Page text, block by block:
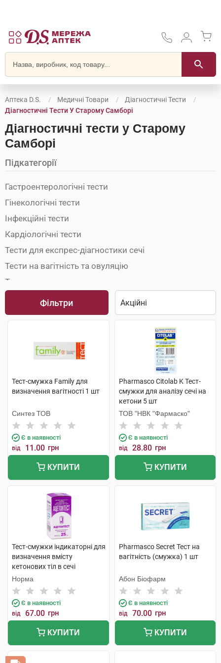
Аптека D.S. Медичні Товари
Діагностичні Тести
Діагностичні Тести У Старому Самборі
Діагностичні тести у Старому
Самборі
Підкатегорії
Гастроентерологічні тести
Гінекологічні тести
Інфекційні тести
Кардіологічні тести
Тести для експрес-діагностики сечі
Тести на вагітність та овуляцію
Тести на наркотики
Фільтри
Тест-смужка Family для
визначення вагітності 1 шт
Синтез ТОВ
Є в наявності
від 11.00 грн
КУПИТИ
Pharmasco Citolab K Тест-
смужки для аналізу сечі на
кетони 5 шт
ТОВ "НВК "Фармаско"
Є в наявності
від 28.80 грн
КУПИТИ
Тест-смужки індикаторні для
визначення вмісту
кетонових тіл в сечі
Ацетонтест 25 шт
Норма
Є в наявності
від 67.00 грн
КУПИТИ
Pharmasco Secret Тест на
вагітність (смужка) 1 шт
Абон Біофарм
Є в наявності
від 70.00 грн
КУПИТИ